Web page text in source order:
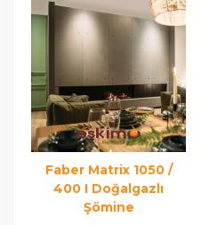
Faber Matrix 1050 /
400 I Doğalgazlı
Şömine